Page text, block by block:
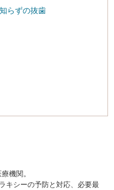
らずの抜歯
機関。
キシーの予防と対応、必要最